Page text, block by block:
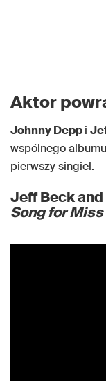
Aktor
Johnny Deppi
wspólnego
pierwszy singiel.
Jeff Beck and
Song for